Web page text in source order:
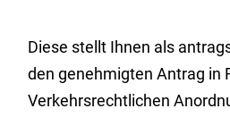
Diese stellt Ihnen als
den genehmigten Antrag in
Verkehrsrechtlichen